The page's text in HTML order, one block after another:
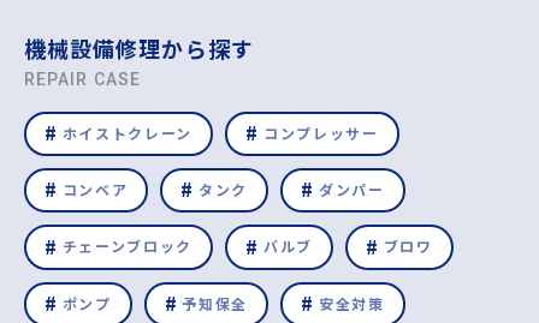
機械設備修理から探す
REPAIR CASE
ホイストクレーン コンプレッサー
コンベア タンク ダンパー
チェーンブロック バルブ ブロワ
ポンプ 予知保全 安全対策